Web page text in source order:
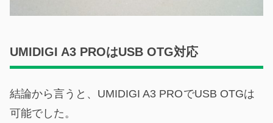
UMIDIGI A3 PROはUSB OTG対応
結論から言うと、UMIDIGI A3 PROでUSB OTGは
可能でした。